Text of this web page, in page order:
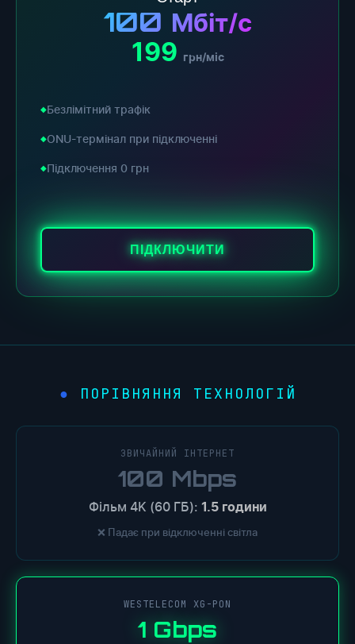
100 Мбіт/с
199 грн/міс
Безлімітний трафік
ONU-термінал при підключенні
Підключення 0 грн
ПІДКЛЮЧИТИ
ПОРІВНЯННЯ ТЕХНОЛОГІЙ
ЗВИЧАЙНИЙ ІНТЕРНЕТ
100 Mbps
Фільм 4K (60 ГБ): 1.5 години
❌ Падає при відключенні світла
WESTELECOM XG-PON
1 Gbps